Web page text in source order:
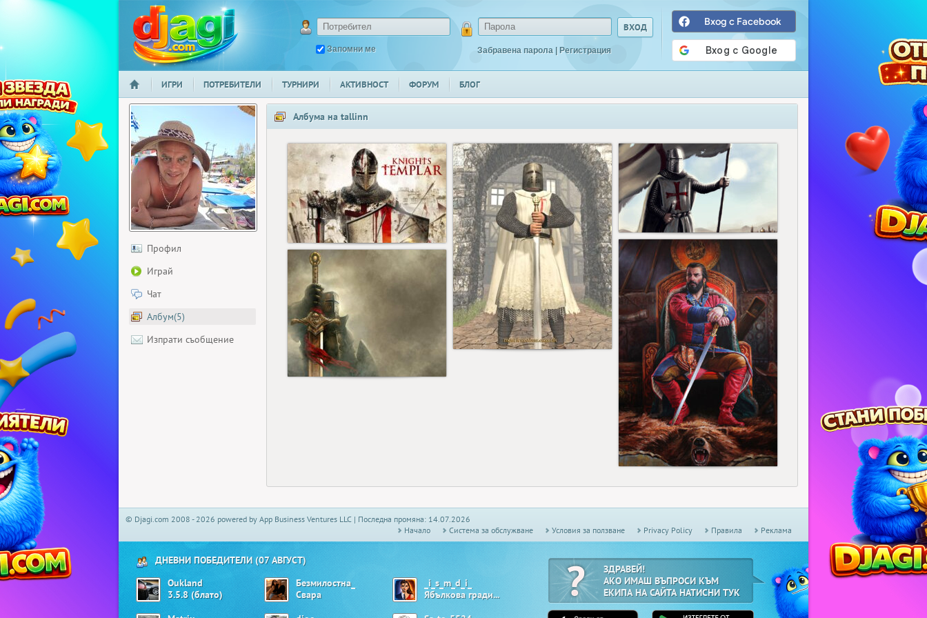
djagi.com
Запомни ме Забравена парола | Регистрация
Вход с Facebook
НАЧАЛО
ИГРИ ПОТРЕБИТЕЛИ ТУРНИРИ АКТИВНОСТ ФОРУМ БЛОГ
Профил
Играй
Чат
Албум(5)
Изпрати съобщение
Албума на tallinn
6
4
4
5
5
© Djagi.com 2008 - 2026 powered by App Business Ventures LLC | Последна промяна: 14.07.2026
Начало
Системa за обслужване Условия за ползване Privacy Policy Правила Реклама
ДНЕВНИ ПОБЕДИТЕЛИ (07 АВГУСТ)
Oukland
3.5.8 (блато)
Безмилостна_
Свара
_i_s_m_d_i_
Ябълкова градина
ЗДРАВЕЙ!
АКО ИМАШ ВЪПРОСИ КЪМ
ЕКИПА НА САЙТА НАТИСНИ ТУК